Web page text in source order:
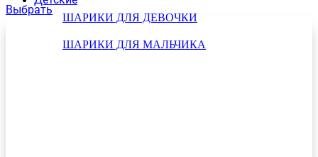
ШАРИКИ ДЛЯ ДЕВОЧКИ
ШАРИКИ ДЛЯ МАЛЬЧИКА
Выбрать